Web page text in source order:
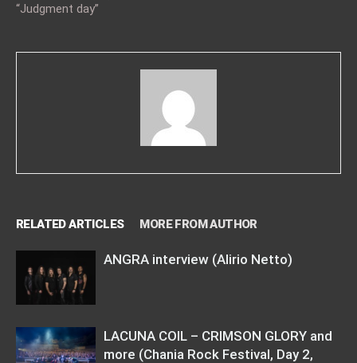
“Judgment day”
RELATED ARTICLES MORE FROM AUTHOR
ANGRA interview (Alirio Netto)
LACUNA COIL – CRIMSON GLORY and
more (Chania Rock Festival, Day 2,